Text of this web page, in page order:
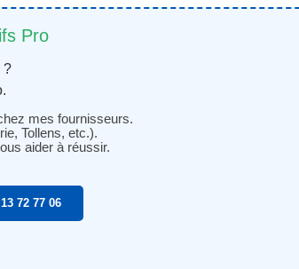
Pro
?
mes fournisseurs.
Tollens, etc.).
aider à réussir.
72 77 06